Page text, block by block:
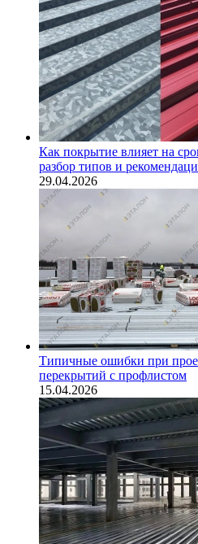
Как покрытие влияет на
разбор типов и
29.04.2026
Типичные ошибки при
перекрытий с профлистом
15.04.2026